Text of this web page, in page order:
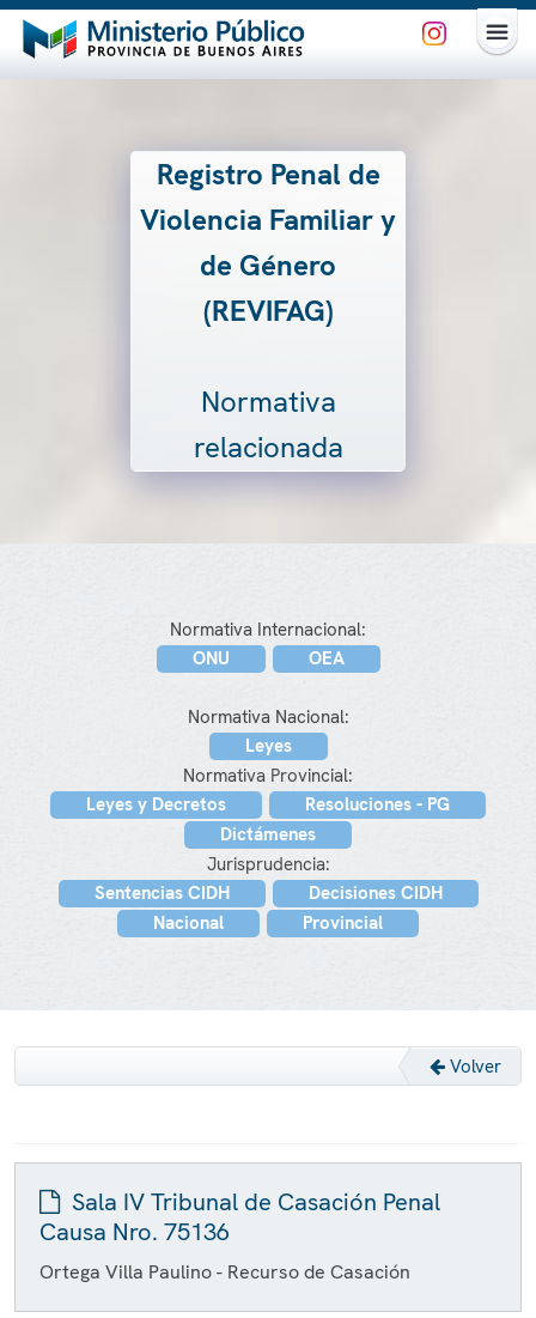
Registro Penal de
Violencia Familiar y
de Género
(REVIFAG)
Normativa
relacionada
Normativa Internacional:
ONU
OEA
Normativa Nacional:
Leyes
Normativa Provincial:
Leyes y Decretos
Resoluciones - PG
Dictámenes
Jurisprudencia:
Sentencias CIDH
Decisiones CIDH
Nacional
Provincial
Volver
Sala IV Tribunal de Casación Penal
Causa Nro. 75136
Ortega Villa Paulino - Recurso de Casación